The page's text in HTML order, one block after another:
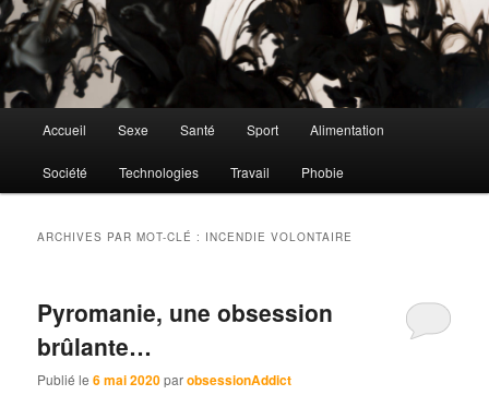
principal
Accueil Sexe Santé Sport Alimentation
Société Technologies Travail Phobie
ARCHIVES PAR MOT-CLÉ : INCENDIE VOLONTAIRE
Pyromanie, une obsession
brûlante…
Publié le6 mai 2020parobsessionAddict